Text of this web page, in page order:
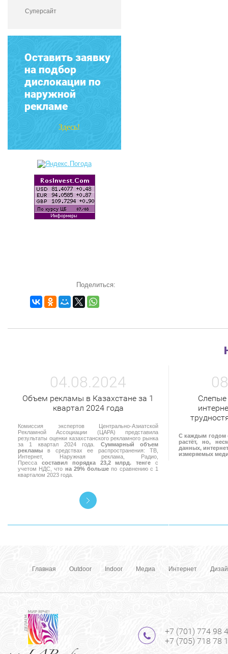
Суперсайт
Оставить заявку
на подбор
дислокации по
наружной
рекламе
Здесь!
Поделиться:
04.08.2024
Объем рекламы в Казахстане за 1
квартал 2024 года
Комиссия экспертов Центрально-Азиатской
Рекламной Ассоциации (ЦАРА) представила
результаты оценки казахстанского рекламного рынка
за 1 квартал 2024 года. Суммарный объем
рекламы в средствах ее распространения: ТВ,
Интернет, Наружная реклама, Радио,
Пресса составил порядка 23,2 млрд. тенге с
учетом НДС, что на 29% больше по сравнению с 1
кварталом 2023 года.
С каждым годом
растёт, но,
данных,
измеряемых
Главная Outdoor Indoor Медиа Интернет
+7 (701) 774 98
+7 (705) 718 78